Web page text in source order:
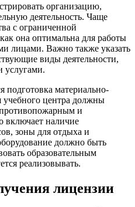
организацию,
деятельность. Чаще
с ограниченной
она оптимальна для работы
лицами. Важно также указать
виды деятельности,
услугами.
материально-
центра должны
противопожарным и
включает наличие
зоны для отдыха и
должно быть
образовательным
реализовывать.
лицензии